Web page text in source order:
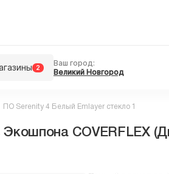
2
Ваш город:
Великий Новгород
ПО Serenity 4 Белый Emlayer стекло 1
COVERFLEX